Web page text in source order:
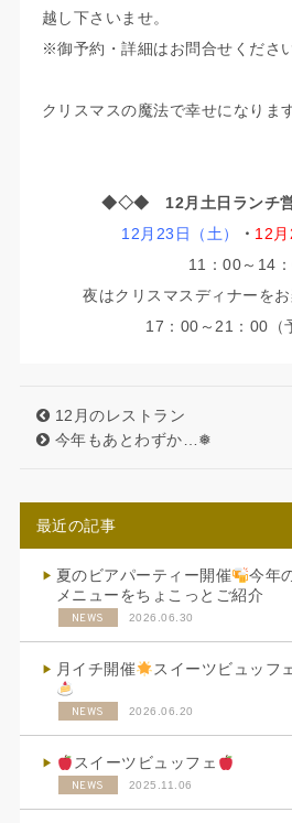
越し下さいませ。
※御予約・詳細はお問合せください
クリスマスの魔法で幸せになりま
◆◇◆ 12月土日ラン
12月23日（土）
・ 12月
11：00～14
夜はクリスマスディナーを
17：00～21：00（
12月のレストラン
今年もあとわずか…❅
最近の記事
夏のビアパーティー開催
今年
メニューをちょこっとご紹介
NEWS 2026.06.30
月イチ開催 スイーツビュッフ
NEWS 2026.06.20
スイーツビュッフェ
NEWS 2025.11.06